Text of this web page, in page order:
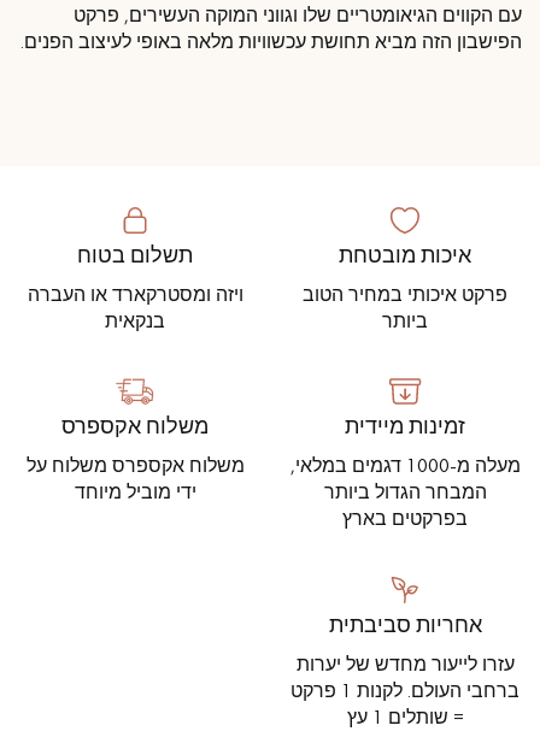
עם הקווים הגיאומטריים שלו וגווני המוקה העשירים, פרקט
הפישבון הזה מביא תחושת עכשוויות מלאה באופי לעיצוב הפנים.
איכות מובטחת
פרקט איכותי במחיר הטוב
ביותר
תשלום בטוח
ויזה ומסטרקארד או העברה
בנקאית
זמינות מיידית
מעלה מ-1000 דגמים במלאי,
המבחר הגדול ביותר
בפרקטים בארץ
משלוח אקספרס
משלוח אקספרס משלוח על
ידי מוביל מיוחד
אחריות סביבתית
עזרו לייעור מחדש של יערות
ברחבי העולם. לקנות 1 פרקט
= שותלים 1 עץ